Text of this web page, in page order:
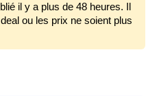
il y a plus de 48 heures. Il
ou les prix ne soient plus